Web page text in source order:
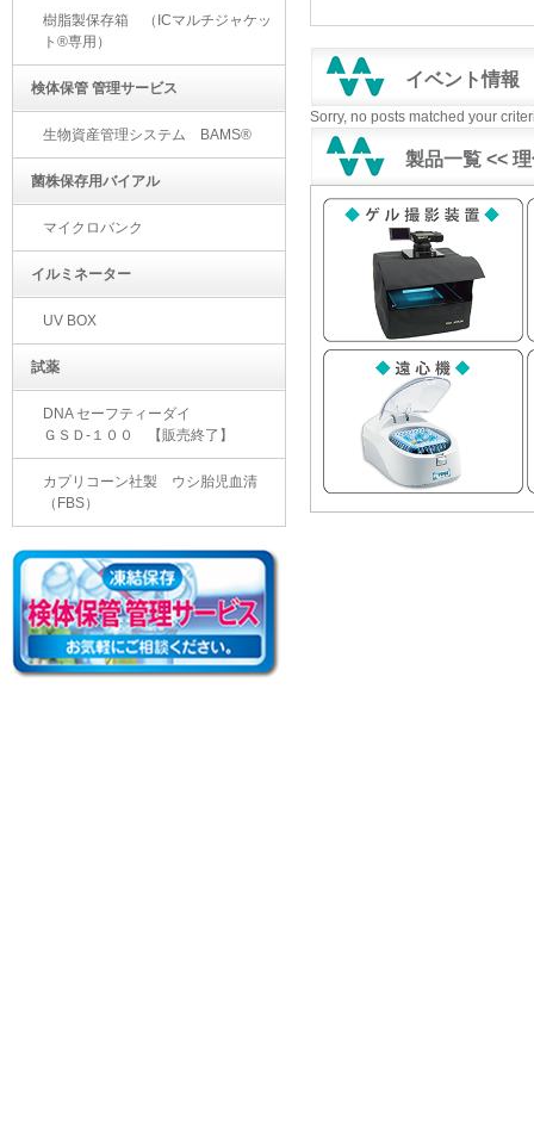
イベント情報
Sorry, no posts matched your
製品一覧 <<
樹脂製保存箱 （ICマルチジャケッ
ト®専用）
検体保管 管理サービス
生物資産管理システム BAMS®
菌株保存用バイアル
マイクロバンク
イルミネーター
UV BOX
試薬
DNA セーフティーダイ
ＧＳＤ-１００ 【販売終了】
カプリコーン社製 ウシ胎児血清
（FBS）